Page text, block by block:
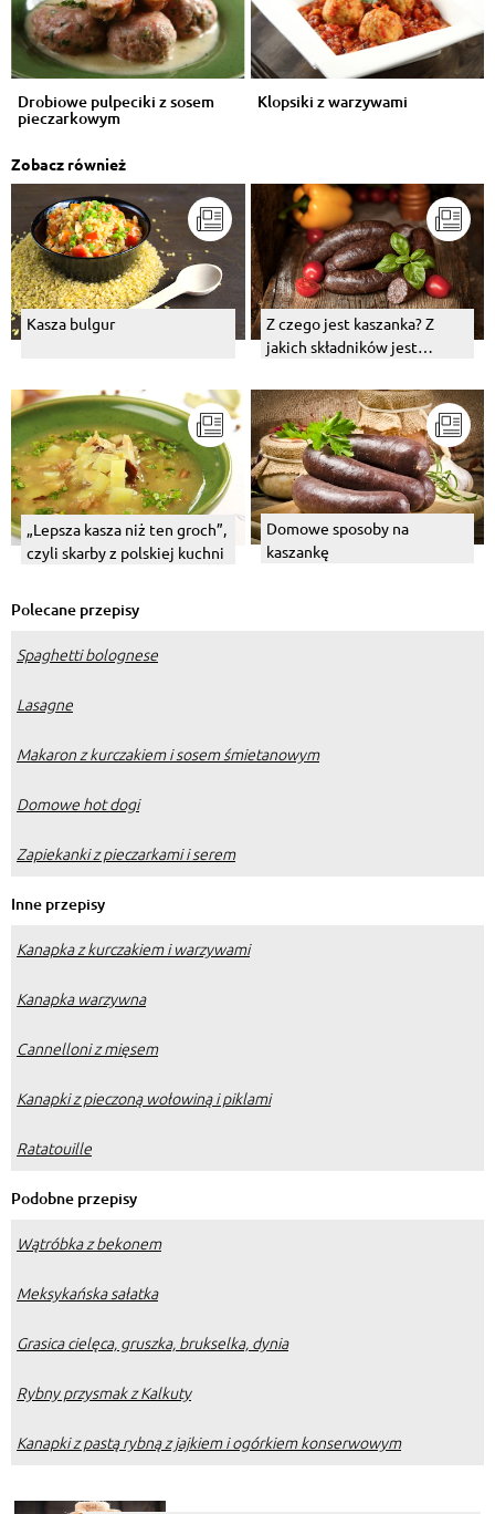
Drobiowe pulpeciki z sosem
pieczarkowym
Klopsiki z warzywami
Zobacz również
Kasza bulgur
Z czego jest kaszanka? Z
jakich składników jest
„Lepsza kasza niż ten groch”,
czyli skarby z polskiej kuchni
Domowe sposoby na
kaszankę
Polecane przepisy
Spaghetti bolognese
Lasagne
Makaron z kurczakiem i sosem śmietanowym
Domowe hot dogi
Zapiekanki z pieczarkami i serem
Inne przepisy
Kanapka z kurczakiem i warzywami
Kanapka warzywna
Cannelloni z mięsem
Kanapki z pieczoną wołowiną i piklami
Ratatouille
Podobne przepisy
Wątróbka z bekonem
Meksykańska sałatka
Grasica cielęca, gruszka, brukselka, dynia
Rybny przysmak z Kalkuty
Kanapki z pastą rybną z jajkiem i ogórkiem konserwowym